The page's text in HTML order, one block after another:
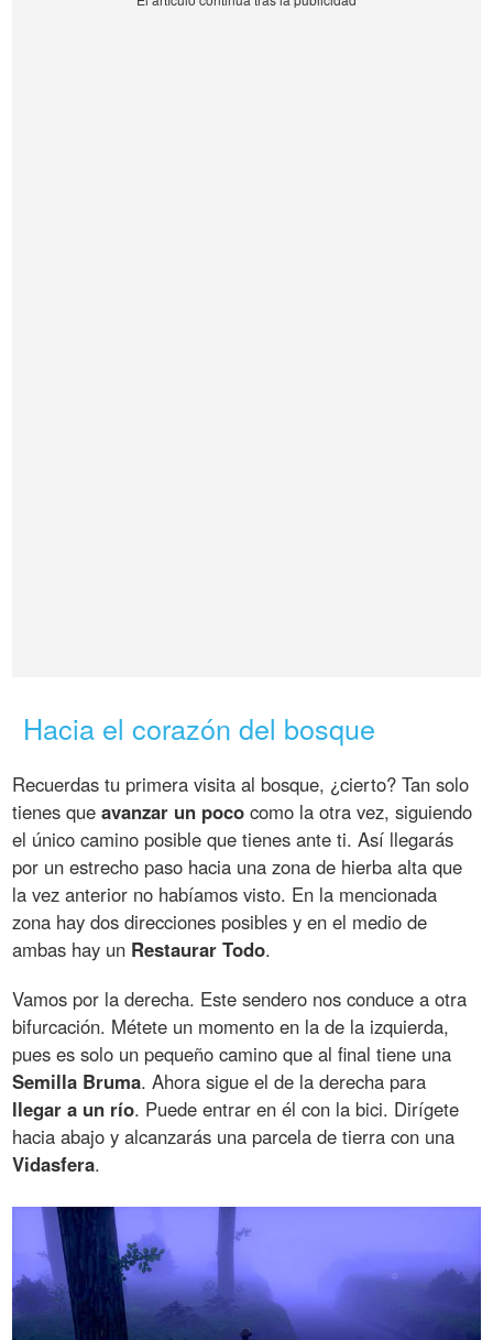
Hacia el corazón del bosque
Recuerdas tu primera visita al bosque, ¿cierto? Tan solo
tienes queavanzar un poco como la otra vez, siguiendo
el único camino posible que tienes ante ti. Así llegarás
por un estrecho paso hacia una zona de hierba alta que
la vez anterior no habíamos visto. En la mencionada
zona hay dos direcciones posibles y en el medio de
ambas hay un Restaurar Todo.
Vamos por la derecha. Este sendero nos conduce a otra
bifurcación. Métete un momento en la de la izquierda,
pues es solo un pequeño camino que al final tiene una
Semilla Bruma. Ahora sigue el de la derecha para
llegar a un río. Puede entrar en él con la bici. Dirígete
hacia abajo y alcanzarás una parcela de tierra con una
Vidasfera.